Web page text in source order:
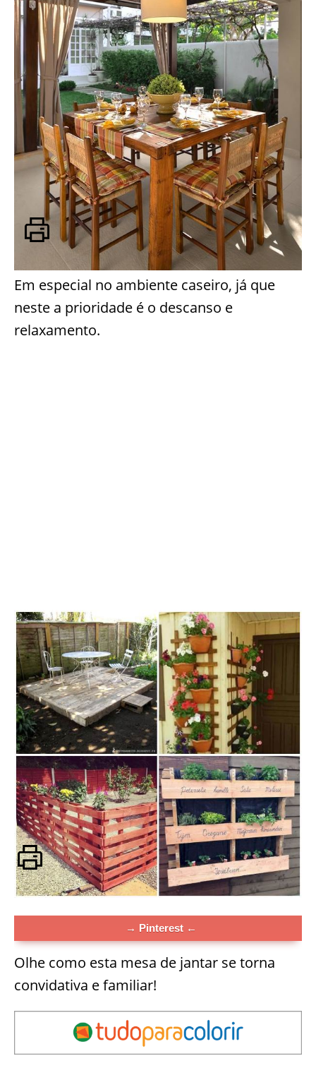
Em especial no ambiente caseiro, já que
neste a prioridade é o descanso e
relaxamento.
→ Pinterest ←
Olhe como esta mesa de jantar se torna
convidativa e familiar!